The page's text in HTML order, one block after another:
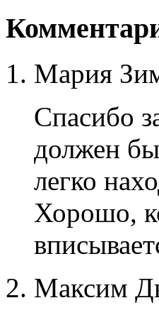
Мария
Спасибо
должен
легко
Хорошо,
Максим